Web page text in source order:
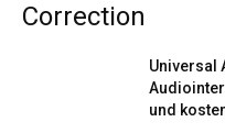
Correction
Universal
und